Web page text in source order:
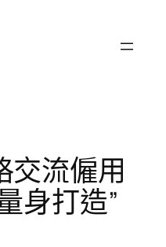
交流僱用
身打造”